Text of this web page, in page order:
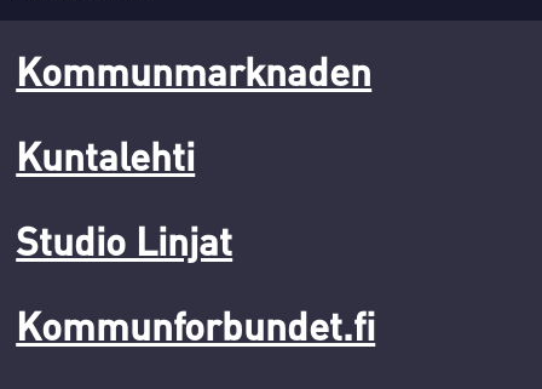
Kommunmarknaden
Kuntalehti
Studio Linjat
Kommunforbundet.fi